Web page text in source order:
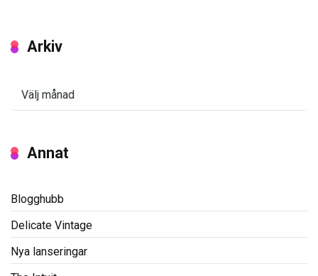
Arkiv
Annat
Blogghubb
Delicate Vintage
Nya lanseringar